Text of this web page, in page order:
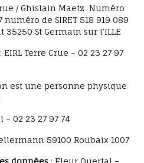
/ Ghislain Maetz Numéro
numéro de SIRET 518 919 089
St Germain sur l’ILLE
: EIRL Terre Crue – 02 23 27 97
est une personne physique
02 23 27 97 74
59100 Roubaix 1007
données : Fleur Ouertal –